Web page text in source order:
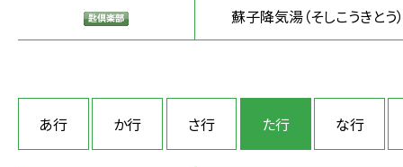
蘇子降気湯（そしこうきとう
あ行 か行 さ行 た行 な行